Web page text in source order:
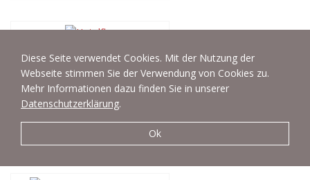
Diese Seite verwendet Cookies. Mit der Nutzung der
Webseite stimmen Sie der Verwendung von Cookies zu.
Mehr Informationen dazu finden Sie in unserer
Datenschutzerklärung.
Ok
Hotelflur
den Hotelzimmern.